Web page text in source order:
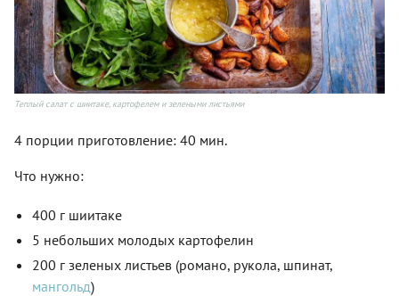
Теплый салат с шиитаке, картофелем и зелеными листьями
4 порции приготовление: 40 мин.
Что нужно:
400 г шиитаке
5 небольших молодых картофелин
200 г зеленых листьев (романо, рукола, шпинат,
мангольд)